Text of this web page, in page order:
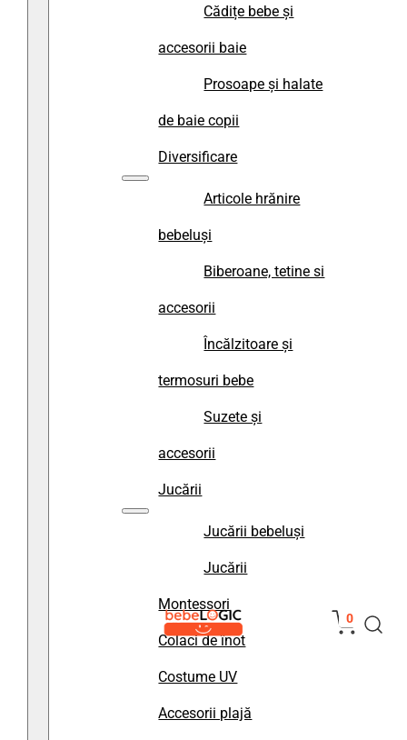
Cădițe bebe și
accesorii baie
Prosoape și halate
de baie copii
Diversificare
Articole hrănire
bebeluși
Biberoane, tetine si
accesorii
Încălzitoare și
termosuri bebe
Suzete și
accesorii
Jucării
Jucării bebeluși
Jucării
Montessori
Colaci de înot
Costume UV
Accesorii plajă
0